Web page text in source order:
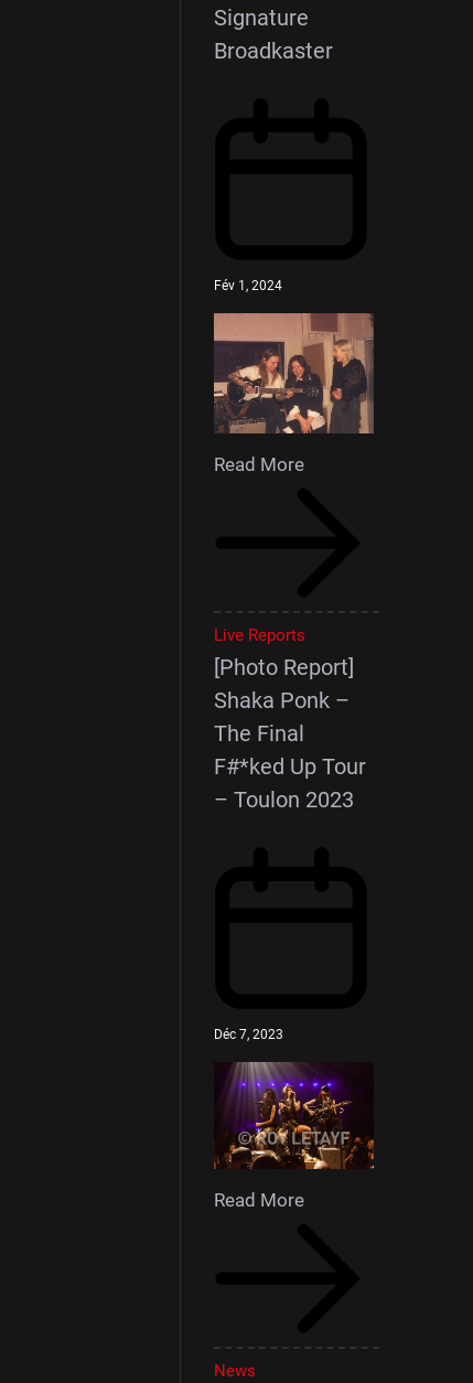
Signature
Broadkaster
Fév 1, 2024
Read More
Live Reports
[Photo Report]
Shaka Ponk –
The Final
F#*ked Up Tour
– Toulon 2023
Déc 7, 2023
Read More
News